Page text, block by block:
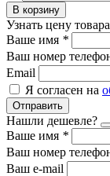
В корзину
Узнать цену товара
Ваше имя *
Ваш номер
Email
Я согласен на
Отправить
Нашли дешевле?
Ваше имя *
Ваш номер
Ваш e-mail